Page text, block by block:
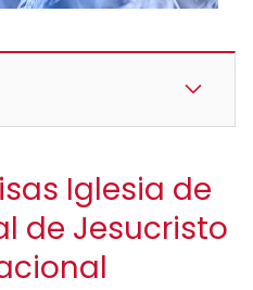
Iglesia de
de Jesucristo